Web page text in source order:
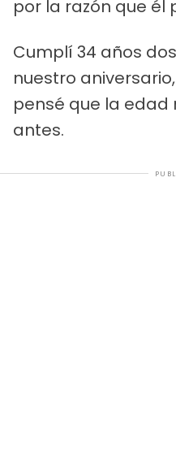
por la razón que él
Cumplí 34 años
nuestro
pensé que la
antes.